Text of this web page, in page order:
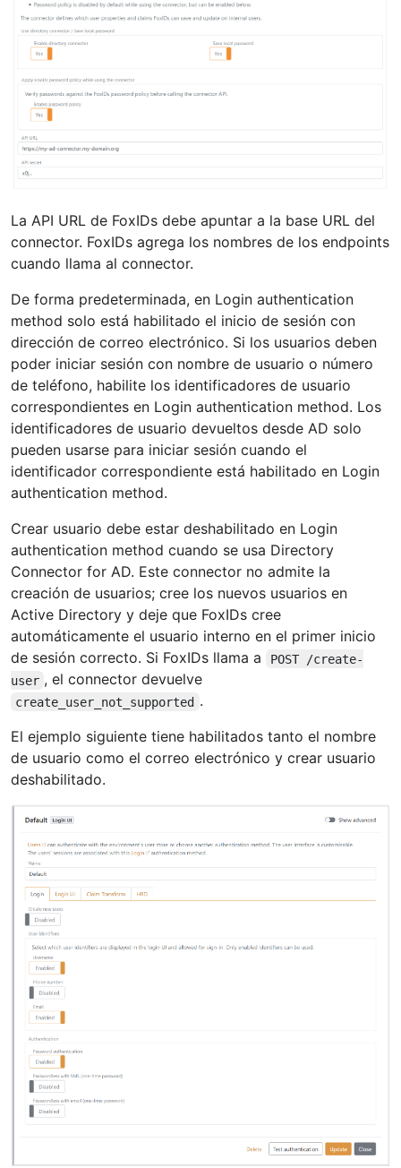
La API URL de FoxIDs debe apuntar a la base URL del
connector. FoxIDs agrega los nombres de los endpoints
cuando llama al connector.
De forma predeterminada, en Login authentication
method solo está habilitado el inicio de sesión con
dirección de correo electrónico. Si los usuarios deben
poder iniciar sesión con nombre de usuario o número
de teléfono, habilite los identificadores de usuario
correspondientes en Login authentication method. Los
identificadores de usuario devueltos desde AD solo
pueden usarse para iniciar sesión cuando el
identificador correspondiente está habilitado en Login
authentication method.
Crear usuario debe estar deshabilitado en Login
authentication method cuando se usa Directory
Connector for AD. Este connector no admite la
creación de usuarios; cree los nuevos usuarios en
Active Directory y deje que FoxIDs cree
automáticamente el usuario interno en el primer inicio
de sesión correcto. Si FoxIDs llama a
POST /create-
user , el connector devuelve
create_user_not_supported .
El ejemplo siguiente tiene habilitados tanto el nombre
de usuario como el correo electrónico y crear usuario
deshabilitado.